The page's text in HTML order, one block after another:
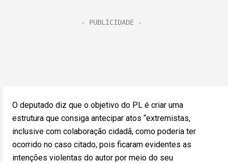
O deputado diz que o objetivo do PL é criar uma
estrutura que consiga antecipar atos “extremistas,
inclusive com colaboração cidadã, como poderia ter
ocorrido no caso citado, pois ficaram evidentes as
intenções violentas do autor por meio do seu